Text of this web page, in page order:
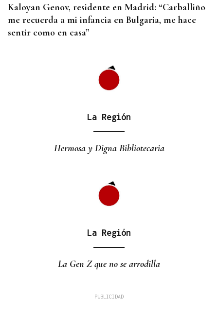
Kaloyan Genov, residente en Madrid: “Carballiño
me recuerda a mi infancia en Bulgaria, me hace
sentir como en casa”
La Región
Hermosa y Digna Bibliotecaria
La Región
La Gen Z que no se arrodilla